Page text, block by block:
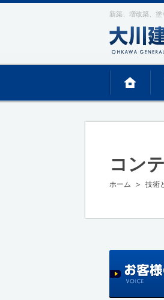
新築、増改築、
コン
ホーム 技術